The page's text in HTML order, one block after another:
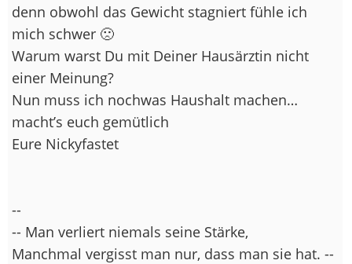
denn obwohl das Gewicht stagniert fühle ich
mich schwer 🙁
Warum warst Du mit Deiner Hausärztin nicht
einer Meinung?
Nun muss ich nochwas Haushalt machen…
macht’s euch gemütlich
Eure Nickyfastet
--
-- Man verliert niemals seine Stärke,
Manchmal vergisst man nur, dass man sie hat. --